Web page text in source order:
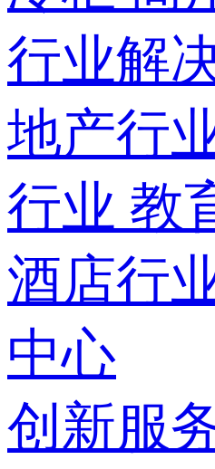
行业解
地产行
行业 教
酒店行
中心
创新服